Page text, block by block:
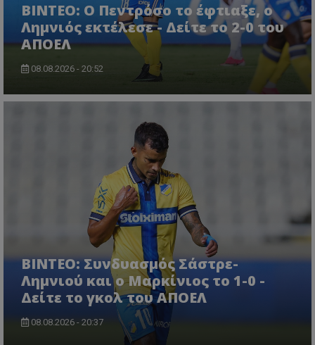
ΒΙΝΤΕΟ: Ο Πεντρόσο το έφτιαξε, ο
Λημνιός εκτέλεσε - Δείτε το 2-0 του
ΑΠΟΕΛ
08.08.2026 - 20:52
ΒΙΝΤΕΟ: Συνδυασμός Σάστρε-
Λημνιού και ο Μαρκίνιος το 1-0 -
Δείτε το γκολ του ΑΠΟΕΛ
08.08.2026 - 20:37